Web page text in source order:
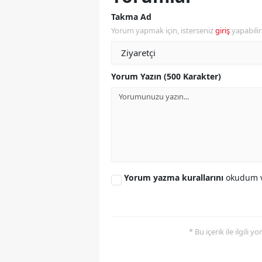
Takma Ad
Yorum yapmak için, istersenizgiriş
Yorum Yazın (500 Karakter)
Yorum yazma kurallarını okudum
* Bu içerik ile ilgili